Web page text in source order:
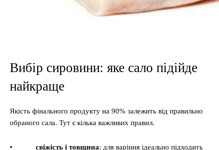
Вибір сировини: яке сало підійде
найкраще
Якість фінального продукту на 90% залежить від правильно
обраного сала. Тут є кілька важливих правил.
• свіжість і товщина: для варіння ідеально підходить